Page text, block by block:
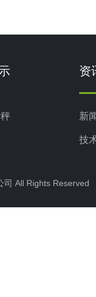
资
新
技
司 All Rights